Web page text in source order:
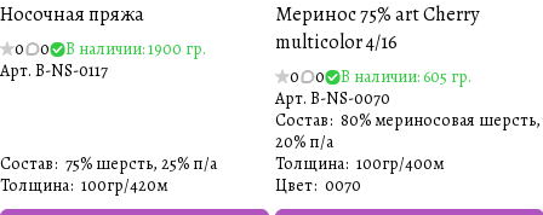
Носочная пряжа
0 0
В наличии: 1900 гр.
Арт. B-NS-0117
Состав: 75% шерсть, 25% п/а
Толщина: 100гр/420м
Меринос 75% art Cherry
multicolor 4/16
0 0
В наличии: 605 гр.
Арт. B-NS-0070
Состав: 80% мериносовая шерсть,
20% п/а
Толщина: 100гр/400м
Цвет: 0070